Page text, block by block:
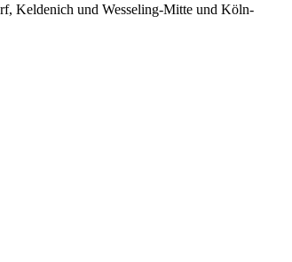
Keldenich und Wesseling-Mitte und Köln-